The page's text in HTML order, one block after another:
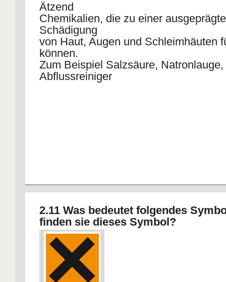
Ätzend
Chemikalien, die zu einer
Schädigung
von Haut, Augen und Schleimhäuten
können.
Zum Beispiel Salzsäure,
Abflussreiniger
2.11 Was bedeutet folgendes
finden sie dieses Symbol?